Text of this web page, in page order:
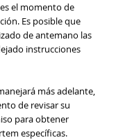
el momento de
Es posible que
de antemano las
instrucciones
más adelante,
de revisar su
para obtener
específicas.